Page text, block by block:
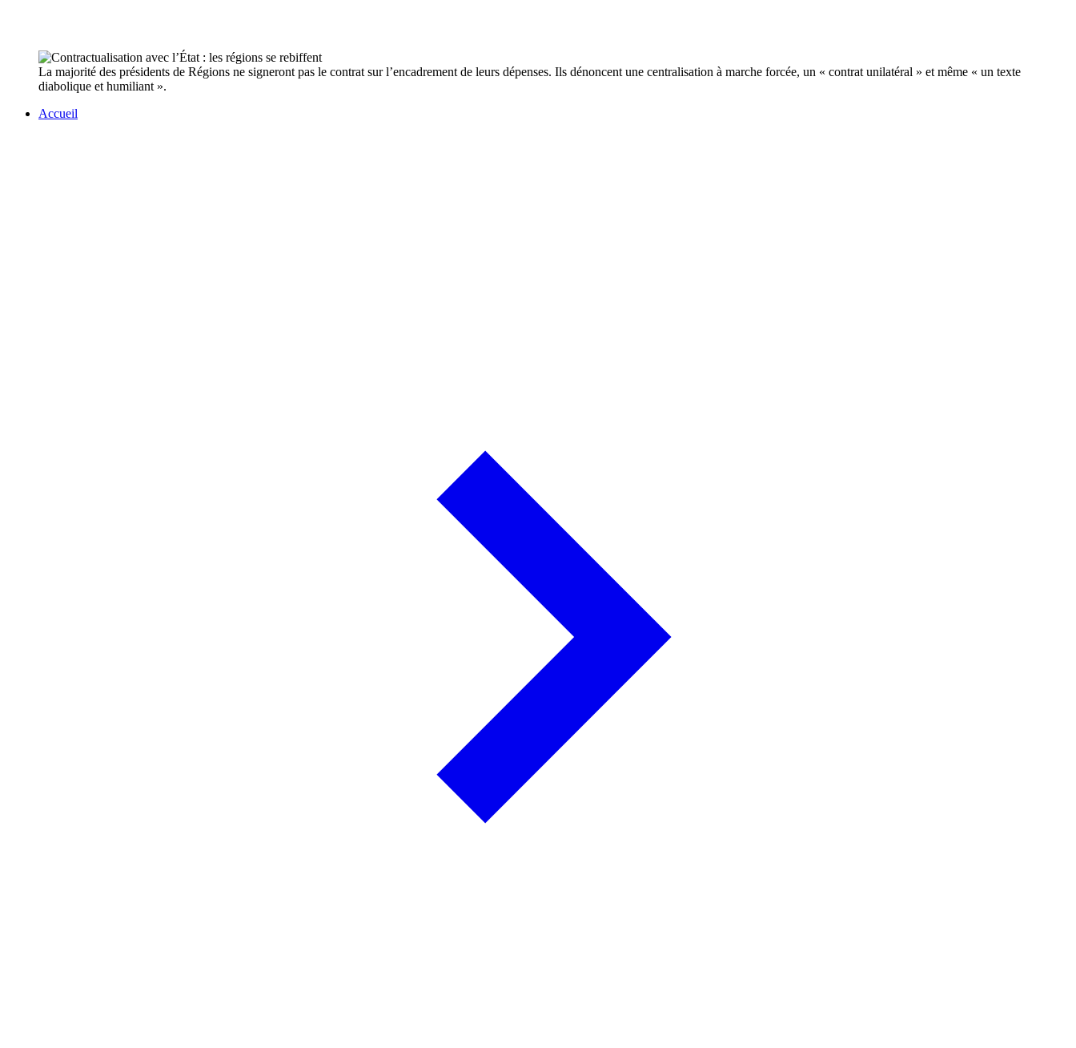
La majorité des présidents de Régions ne signeront pas le contrat sur l’encadrement de leurs dépenses. Ils dénoncent une centralisation à marche forcée, un « contrat unilatéral » et même « un texte
diabolique et humiliant ».
Accueil